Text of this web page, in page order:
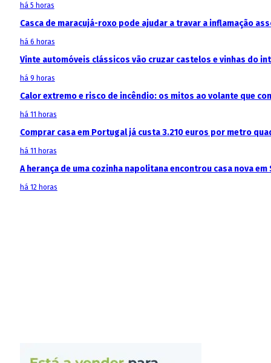
há 5 horas
Casca de maracujá-roxo pode ajudar a travar a inflamação
há 6 horas
Vinte automóveis clássicos vão cruzar castelos e vinhas do
há 9 horas
Calor extremo e risco de incêndio: os mitos ao volante que
há 11 horas
Comprar casa em Portugal já custa 3.210 euros por metro
há 11 horas
A herança de uma cozinha napolitana encontrou casa nova em
há 12 horas